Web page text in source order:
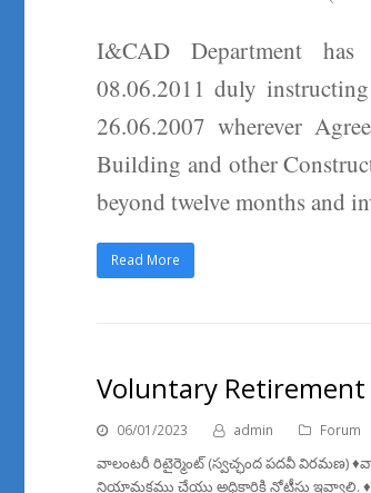
I&CAD Department has
08.06.2011 duly
26.06.2007 wherever
Building and other
beyond twelve months and
Read More
Voluntary Retirement
06/01/2023 admin Forum
వాలంటరీ రిటైర్మెంట్ (స్వచ్ఛంద పదవీ విరమణ)
నియామకము చేయు అధికారికి నోటీసు ఇవ్వాలి.